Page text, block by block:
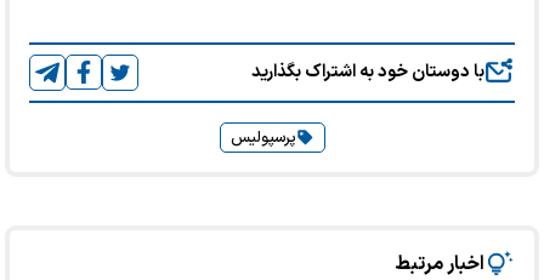
با دوستان خود به اشتراک بگذارید
پرسپولیس
اخبار مرتبط